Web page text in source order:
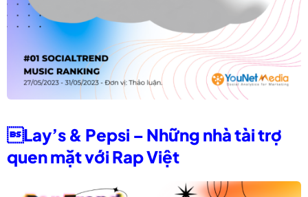
Lay’s & Pepsi – Những nhà tài trợ
quen mặt với Rap Việt